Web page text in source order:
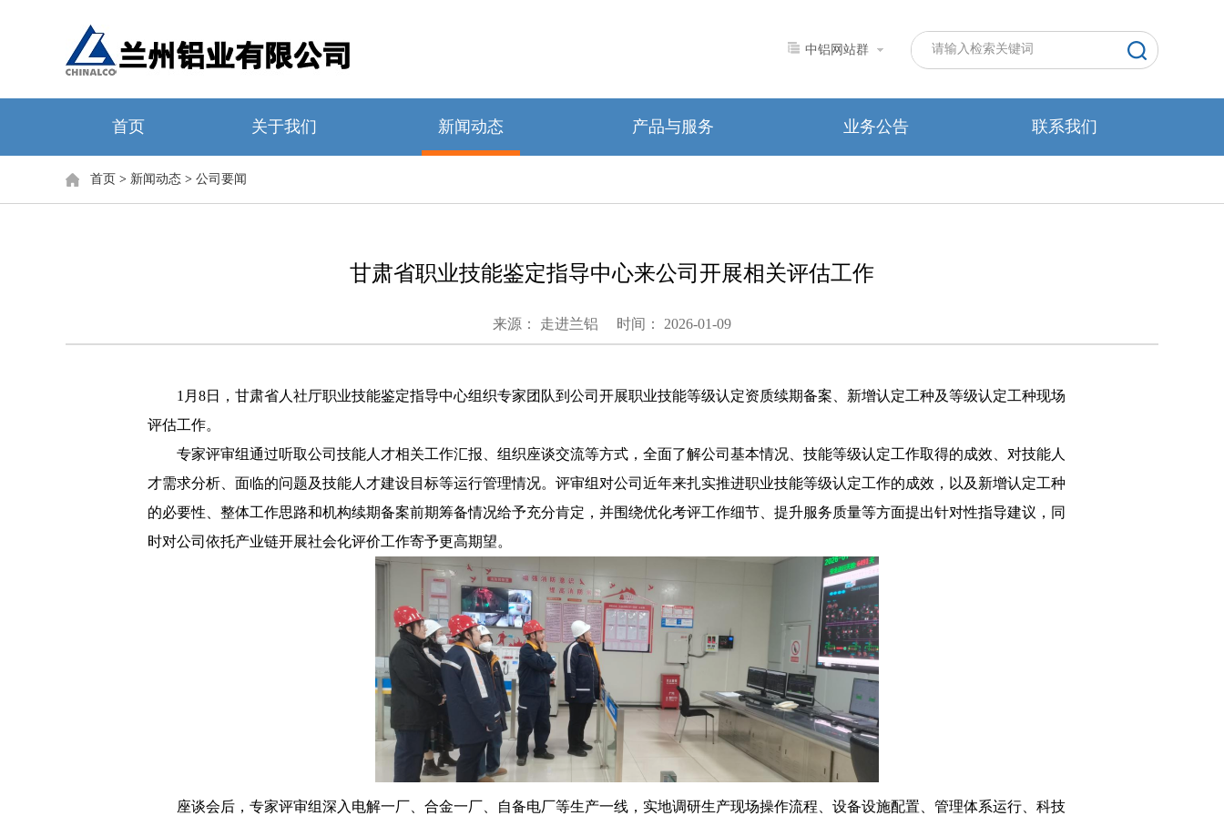
中铝网站群
首页 关于我们 新闻动态 产品与服务 业务公告 联系我们
首页 > 新闻动态 > 公司要闻
甘肃省职业技能鉴定指导中心来公司开展相关评估工作
来源： 走进兰铝 时间： 2026-01-09
1月8日，甘肃省人社厅职业技能鉴定指导中心组织专家团队到公司开展职业技能等级认定资质续期备案、新增认定工种及等级认定工种现场
评估工作。
专家评审组通过听取公司技能人才相关工作汇报、组织座谈交流等方式，全面了解公司基本情况、技能等级认定工作取得的成效、对技能人
才需求分析、面临的问题及技能人才建设目标等运行管理情况。评审组对公司近年来扎实推进职业技能等级认定工作的成效，以及新增认定工种
的必要性、整体工作思路和机构续期备案前期筹备情况给予充分肯定，并围绕优化考评工作细节、提升服务质量等方面提出针对性指导建议，同
时对公司依托产业链开展社会化评价工作寄予更高期望。
座谈会后，专家评审组深入电解一厂、合金一厂、自备电厂等生产一线，实地调研生产现场操作流程、设备设施配置、管理体系运行、科技